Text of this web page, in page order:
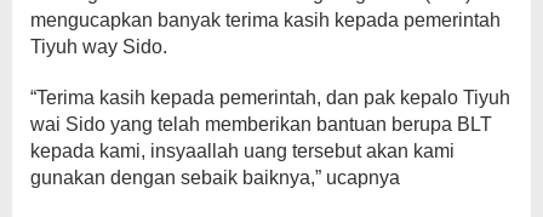
mengucapkan banyak terima kasih kepada pemerintah
Tiyuh way Sido.
“Terima kasih kepada pemerintah, dan pak kepalo Tiyuh
wai Sido yang telah memberikan bantuan berupa BLT
kepada kami, insyaallah uang tersebut akan kami
gunakan dengan sebaik baiknya,” ucapnya